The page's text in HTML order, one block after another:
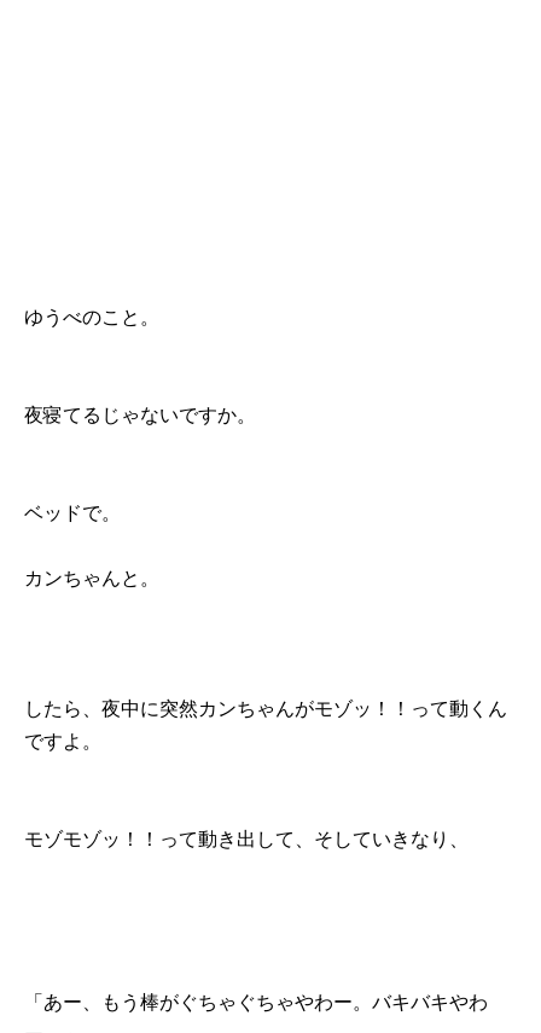
ゆうべのこと。
夜寝てるじゃないですか。
ベッドで。
カンちゃんと。
したら、夜中に突然カンちゃんがモゾッ！！って動くん
ですよ。
モゾモゾッ！！って動き出して、そしていきなり、
「あー、もう棒がぐちゃぐちゃやわー。バキバキやわ